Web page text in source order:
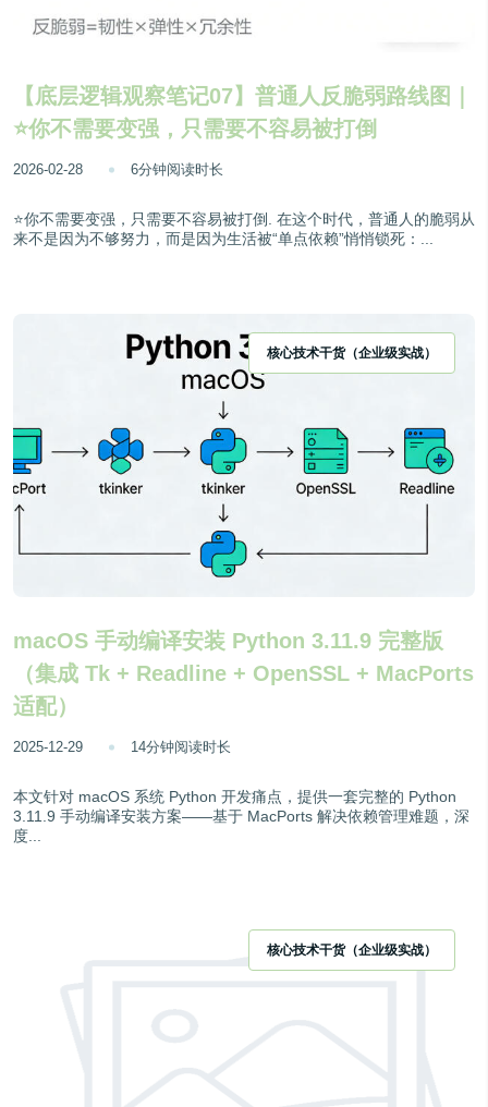
【底层逻辑观察笔记07】普通人反脆弱路线图｜
⭐你不需要变强，只需要不容易被打倒
2026-02-28 6分钟阅读时长
⭐你不需要变强，只需要不容易被打倒. 在这个时代，普通人的脆弱从
来不是因为不够努力，而是因为生活被“单点依赖”悄悄锁死：...
核心技术干货（企业级实战）
macOS 手动编译安装 Python 3.11.9 完整版
（集成 Tk + Readline + OpenSSL + MacPorts
适配）
2025-12-29 14分钟阅读时长
本文针对 macOS 系统 Python 开发痛点，提供一套完整的 Python
3.11.9 手动编译安装方案——基于 MacPorts 解决依赖管理难题，深
度...
核心技术干货（企业级实战）